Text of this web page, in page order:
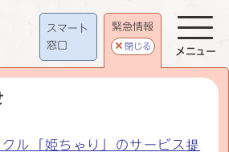
スマート
窓口
緊急情報
閉じる
ル「姫ちゃり」のサービス提
メニュー